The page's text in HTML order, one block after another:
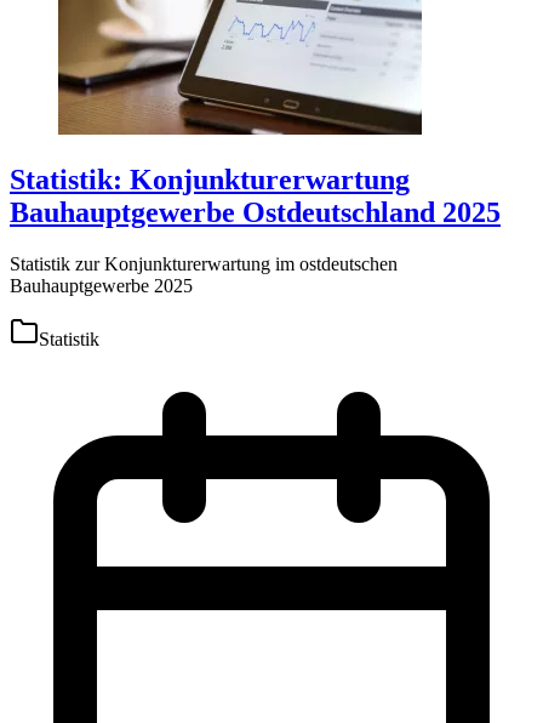
Statistik: Konjunkturerwartung
Bauhauptgewerbe Ostdeutschland 2025
Statistik zur Konjunkturerwartung im ostdeutschen
Bauhauptgewerbe 2025
Statistik